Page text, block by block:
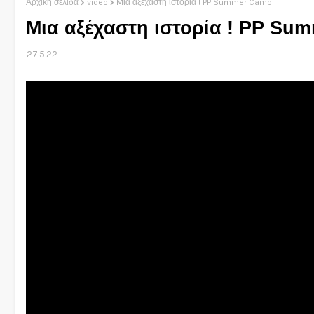
Αρχική σελίδα video Mια αξέχαστη ιστορία ! PP Summer Camp
Mια αξέχαστη ιστορία ! PP
27.5.22